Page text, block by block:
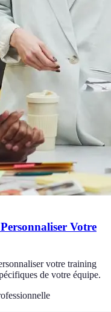
Votre
votre training
de votre équipe.